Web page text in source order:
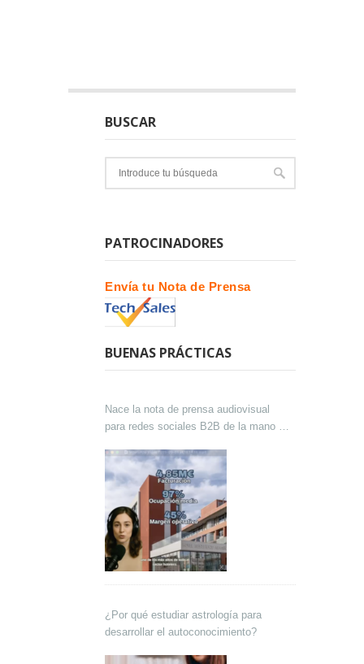
BUSCAR
PATROCINADORES
Envía tu Nota de Prensa
BUENAS PRÁCTICAS
Nace la nota de prensa audiovisual
para redes sociales B2B de la mano de
¿Por qué estudiar astrología para
desarrollar el autoconocimiento?